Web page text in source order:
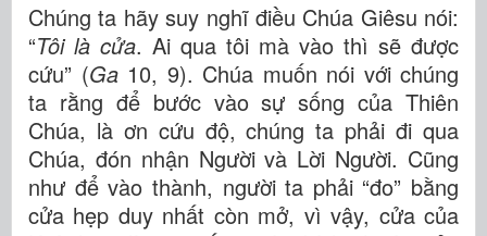
Chúng ta hãy suy nghĩ điều Chúa Giêsu nói:
“Tôi là cửa. Ai qua tôi mà vào thì sẽ được
cứu” (Ga10, 9). Chúa muốn nói với chúng
ta rằng để bước vào sự sống của Thiên
Chúa, là ơn cứu độ, chúng ta phải đi qua
Chúa, đón nhận Người và Lời Người. Cũng
như để vào thành, người ta phải “đo” bằng
cửa hẹp duy nhất còn mở, vì vậy, cửa của